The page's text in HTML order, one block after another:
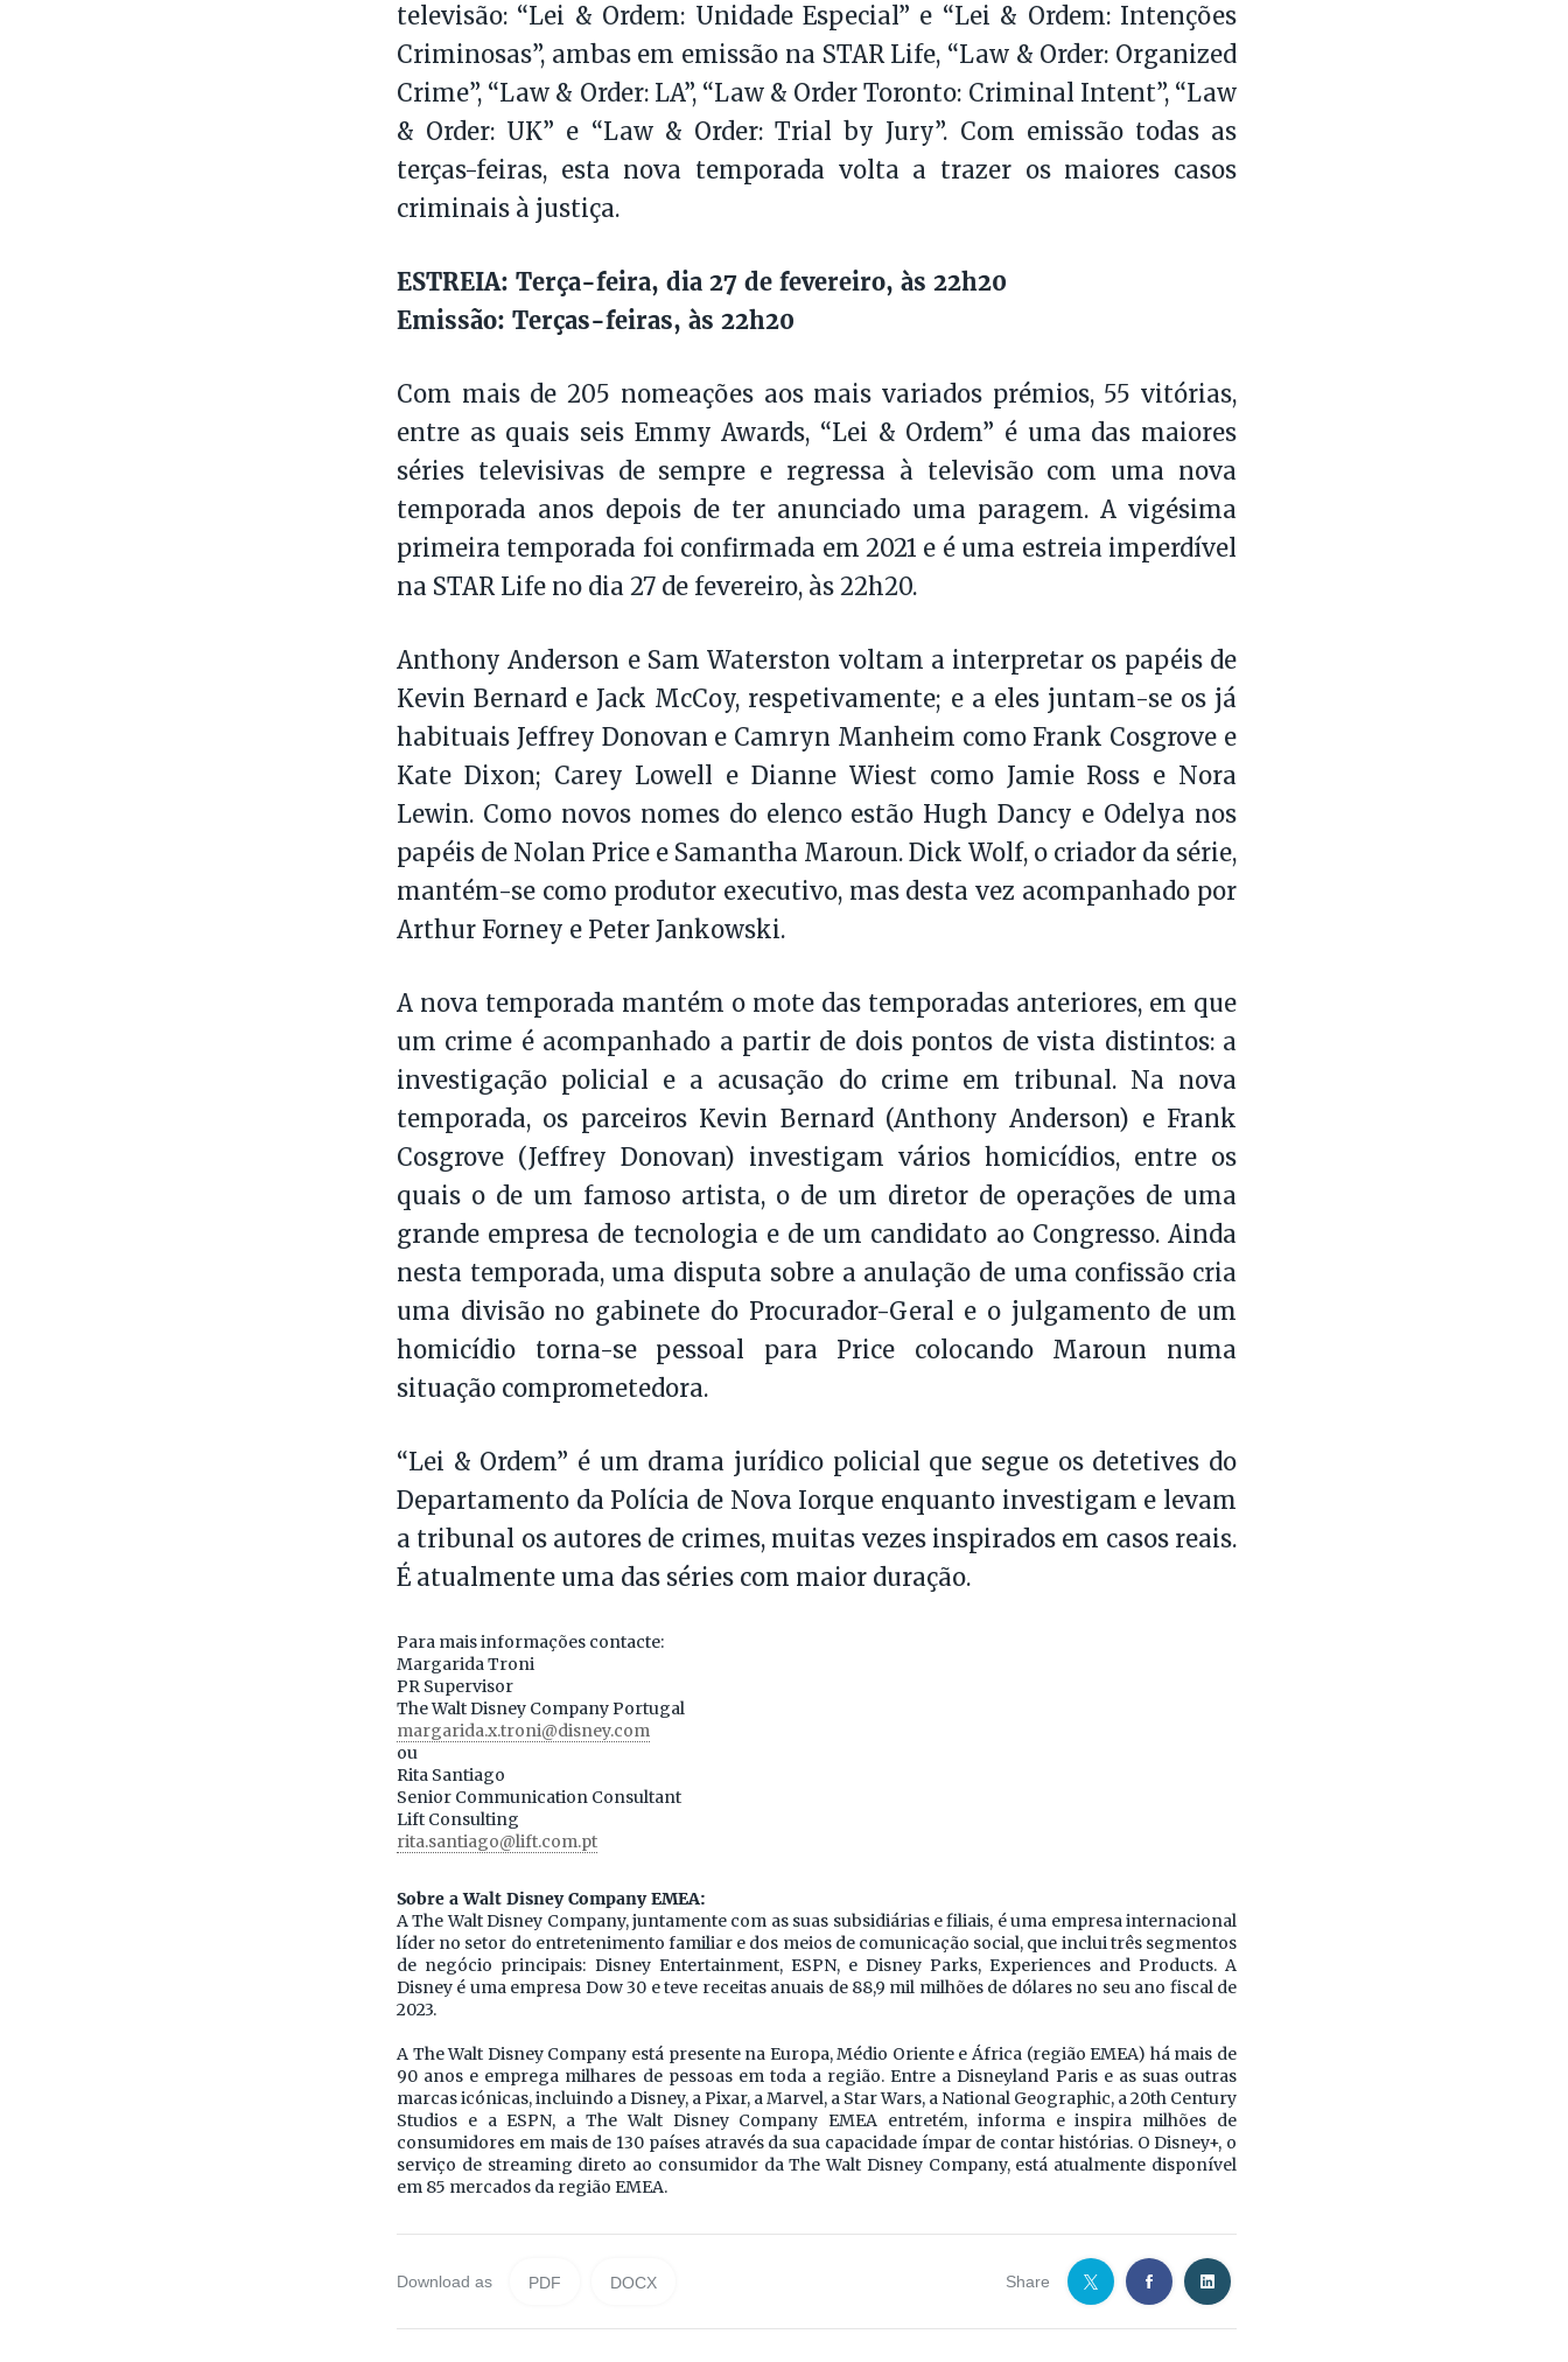
televisão: “Lei & Ordem: Unidade Especial” e “Lei & Ordem: Intenções
Criminosas”, ambas em emissão na STAR Life, “Law & Order: Organized
Crime”, “Law & Order: LA”, “Law & Order Toronto: Criminal Intent”, “Law
& Order: UK” e “Law & Order: Trial by Jury”. Com emissão todas as
terças-feiras, esta nova temporada volta a trazer os maiores casos
criminais à justiça.
ESTREIA: Terça-feira, dia 27 de fevereiro, às 22h20
Emissão: Terças-feiras, às 22h20
Com mais de 205 nomeações aos mais variados prémios, 55 vitórias,
entre as quais seis Emmy Awards, “Lei & Ordem” é uma das maiores
séries televisivas de sempre e regressa à televisão com uma nova
temporada anos depois de ter anunciado uma paragem. A vigésima
primeira temporada foi confirmada em 2021 e é uma estreia imperdível
na STAR Life no dia 27 de fevereiro, às 22h20.
Anthony Anderson e Sam Waterston voltam a interpretar os papéis de
Kevin Bernard e Jack McCoy, respetivamente; e a eles juntam-se os já
habituais Jeffrey Donovan e Camryn Manheim como Frank Cosgrove e
Kate Dixon; Carey Lowell e Dianne Wiest como Jamie Ross e Nora
Lewin. Como novos nomes do elenco estão Hugh Dancy e Odelya nos
papéis de Nolan Price e Samantha Maroun. Dick Wolf, o criador da série,
mantém-se como produtor executivo, mas desta vez acompanhado por
Arthur Forney e Peter Jankowski.
A nova temporada mantém o mote das temporadas anteriores, em que
um crime é acompanhado a partir de dois pontos de vista distintos: a
investigação policial e a acusação do crime em tribunal. Na nova
temporada, os parceiros Kevin Bernard (Anthony Anderson) e Frank
Cosgrove (Jeffrey Donovan) investigam vários homicídios, entre os
quais o de um famoso artista, o de um diretor de operações de uma
grande empresa de tecnologia e de um candidato ao Congresso. Ainda
nesta temporada, uma disputa sobre a anulação de uma confissão cria
uma divisão no gabinete do Procurador-Geral e o julgamento de um
homicídio torna-se pessoal para Price colocando Maroun numa
situação comprometedora.
“Lei & Ordem” é um drama jurídico policial que segue os detetives do
Departamento da Polícia de Nova Iorque enquanto investigam e levam
a tribunal os autores de crimes, muitas vezes inspirados em casos reais.
É atualmente uma das séries com maior duração.
Para mais informações contacte:
Margarida Troni
PR Supervisor
The Walt Disney Company Portugal
margarida.x.troni@disney.com
ou
Rita Santiago
Senior Communication Consultant
Lift Consulting
rita.santiago@lift.com.pt
Sobre a Walt Disney Company EMEA:
A The Walt Disney Company, juntamente com as suas subsidiárias e filiais, é uma empresa internacional
líder no setor do entretenimento familiar e dos meios de comunicação social, que inclui três segmentos
de negócio principais: Disney Entertainment, ESPN, e Disney Parks, Experiences and Products. A
Disney é uma empresa Dow 30 e teve receitas anuais de 88,9 mil milhões de dólares no seu ano fiscal de
2023.
A The Walt Disney Company está presente na Europa, Médio Oriente e África (região EMEA) há mais de
90 anos e emprega milhares de pessoas em toda a região. Entre a Disneyland Paris e as suas outras
marcas icónicas, incluindo a Disney, a Pixar, a Marvel, a Star Wars, a National Geographic, a 20th Century
Studios e a ESPN, a The Walt Disney Company EMEA entretém, informa e inspira milhões de
consumidores em mais de 130 países através da sua capacidade ímpar de contar histórias. O Disney+, o
serviço de streaming direto ao consumidor da The Walt Disney Company, está atualmente disponível
em 85 mercados da região EMEA.
Download as PDF DOCX Share